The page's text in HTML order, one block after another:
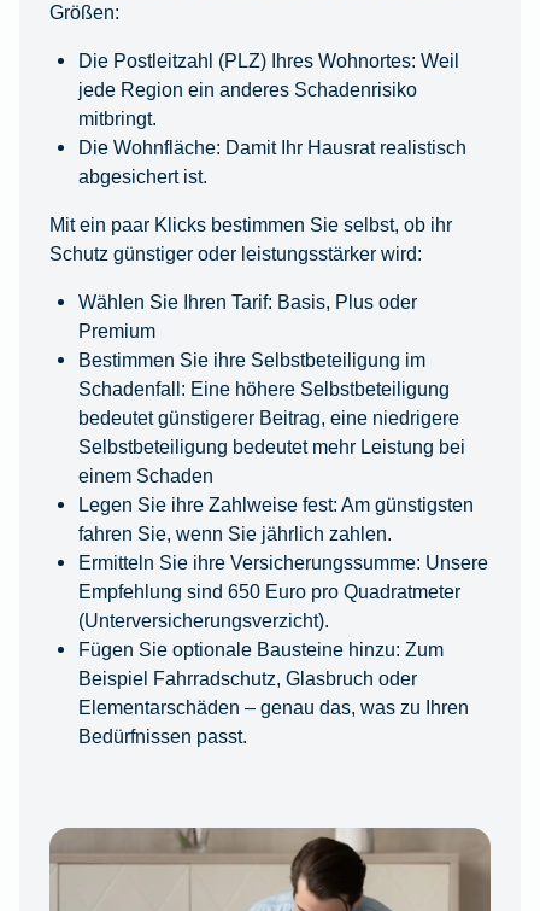
Größen:
Die Postleitzahl (PLZ) Ihres Wohnortes: Weil
jede Region ein anderes Schadenrisiko
mitbringt.
Die Wohnfläche: Damit Ihr Hausrat realistisch
abgesichert ist.
Mit ein paar Klicks bestimmen Sie selbst, ob ihr
Schutz günstiger oder leistungsstärker wird:
Wählen Sie Ihren Tarif: Basis, Plus oder
Premium
Bestimmen Sie ihre Selbstbeteiligung im
Schadenfall: Eine höhere Selbstbeteiligung
bedeutet günstigerer Beitrag, eine niedrigere
Selbstbeteiligung bedeutet mehr Leistung bei
einem Schaden
Legen Sie ihre Zahlweise fest: Am günstigsten
fahren Sie, wenn Sie jährlich zahlen.
Ermitteln Sie ihre Versicherungssumme: Unsere
Empfehlung sind 650 Euro pro Quadratmeter
(Unterversicherungsverzicht).
Fügen Sie optionale Bausteine hinzu: Zum
Beispiel Fahrradschutz, Glasbruch oder
Elementarschäden – genau das, was zu Ihren
Bedürfnissen passt.